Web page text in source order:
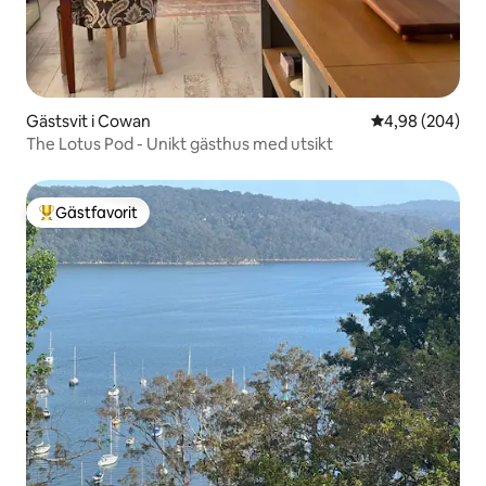
Gästsvit i Cowan 4,98 av 5 i
4,98 (204)
The Lotus Pod - Unikt gästhus med utsikt
Populär gästfavorit
Gästfavorit